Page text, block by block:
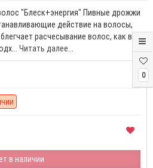
0
"Блеск+энергия" Пивные дрожжи
действие на волосы,
расчесывание волос, как в
Читать далее...
в наличии